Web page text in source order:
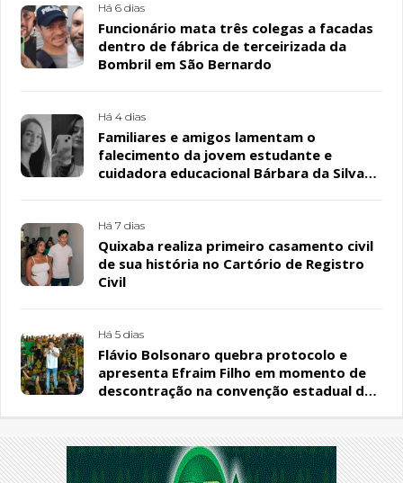
Há 6 dias
Funcionário mata três colegas a facadas
dentro de fábrica de terceirizada da
Bombril em São Bernardo
Há 4 dias
Familiares e amigos lamentam o
falecimento da jovem estudante e
cuidadora educacional Bárbara da Silva
Há 7 dias
Quixaba realiza primeiro casamento civil
de sua história no Cartório de Registro
Civil
Há 5 dias
Flávio Bolsonaro quebra protocolo e
apresenta Efraim Filho em momento de
descontração na convenção estadual do